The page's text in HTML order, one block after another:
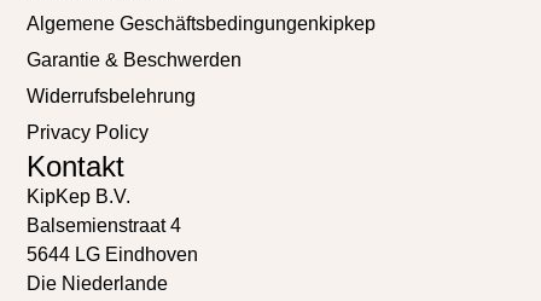
Algemene Geschäftsbedingungenkipkep
Garantie & Beschwerden
Widerrufsbelehrung
Privacy Policy
Kontakt
KipKep B.V.
Balsemienstraat 4
5644 LG Eindhoven
Die Niederlande